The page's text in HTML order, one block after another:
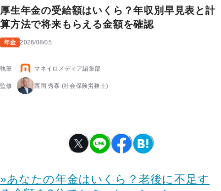
厚生年金の受給額はいくら？年収別早見表と計
算方法で将来もらえる金額を確認
年金 2026/08/05
執筆 マネイロメディア編集部
監修 西岡 秀泰 (社会保険労務士)
»あなたの年金はいくら？老後に不足す